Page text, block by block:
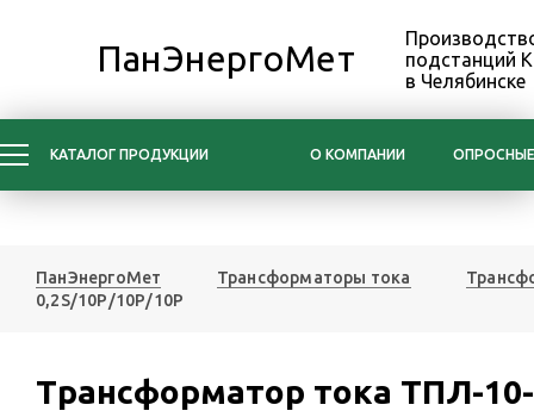
ПанЭнергоМет
подстанций
в Челябинске
КАТАЛОГ ПРОДУКЦИИ О КОМПАНИИ
ПанЭнергоМет Трансформаторы тока
0,2S/10Р/10Р/10Р
Трансформатор тока ТПЛ-